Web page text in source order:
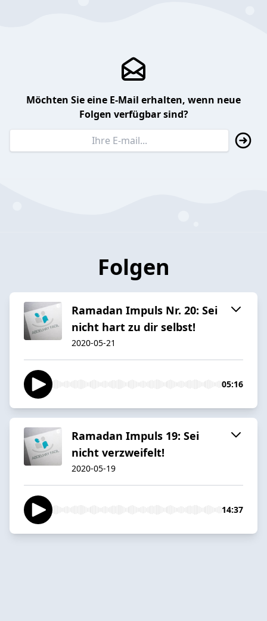
Möchten Sie eine E-Mail erhalten, wenn neue
Folgen verfügbar sind?
Folgen
Ramadan Impuls Nr. 20: Sei
nicht hart zu dir selbst!
2020-05-21
05:16
Ramadan Impuls 19: Sei
nicht verzweifelt!
2020-05-19
14:37